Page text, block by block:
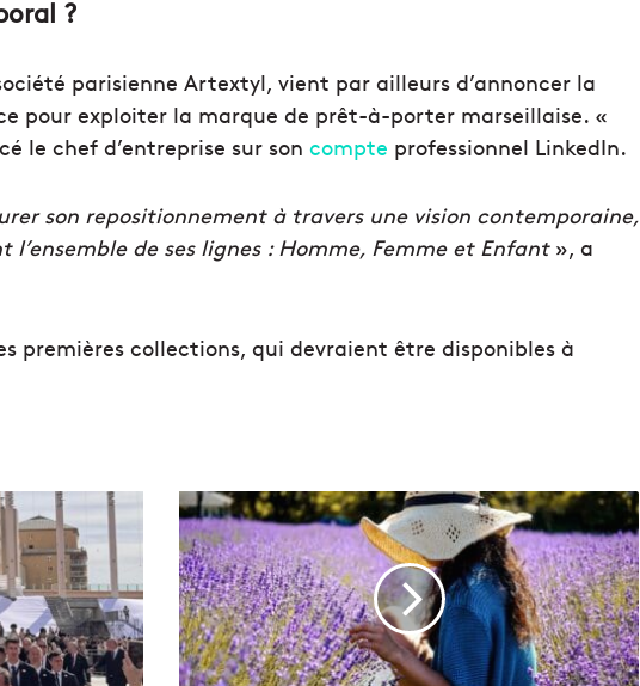
?
parisienne Artextyl, vient par ailleurs d’annoncer la
pour exploiter la marque de prêt-à-porter marseillaise. «
le chef d’entreprise sur son compte professionnel LinkedIn.
son repositionnement à travers une vision contemporaine,
de ses lignes : Homme, Femme et Enfant», a
premières collections, qui devraient être disponibles à
L
a
P
r
o
v
e
n